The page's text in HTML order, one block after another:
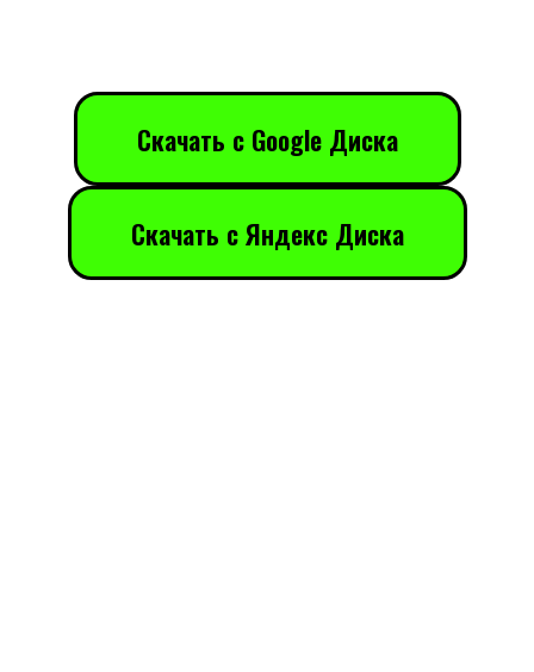
Скачать с Google Диска
Скачать с Яндекс Диска